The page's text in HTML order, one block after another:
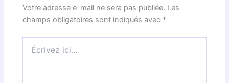
Votre adresse e-mail ne sera pas publiée. Les
champs obligatoires sont indiqués avec *
ici…